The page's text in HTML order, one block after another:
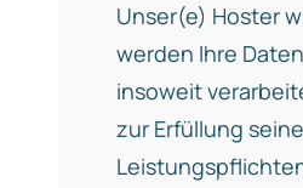
Unser(e) Hoster
werden Ihre
insoweit
zur Erfüllung